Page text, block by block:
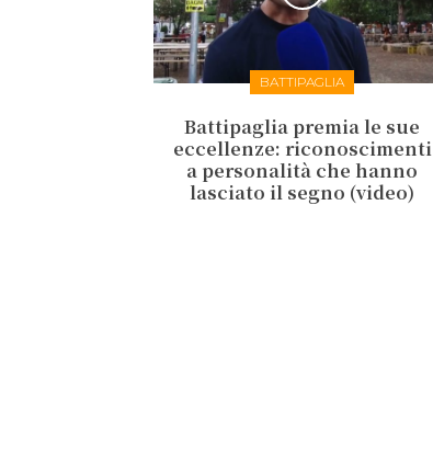
BATTIPAGLIA
Battipaglia premia le sue
eccellenze: riconoscimenti
a personalità che hanno
lasciato il segno (video)